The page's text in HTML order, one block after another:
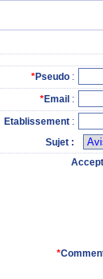
*Pseudo :
*Email :
Etablissement :
Sujet :
*